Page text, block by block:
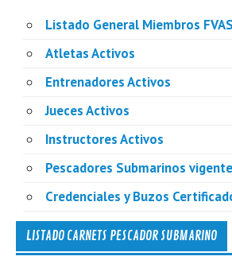
Listado General Miembros FVAS
Atletas Activos
Entrenadores Activos
Jueces Activos
Instructores Activos
Pescadores Submarinos
Credenciales y Buzos
LISTADO CARNETS PESCADOR SUBMARINO